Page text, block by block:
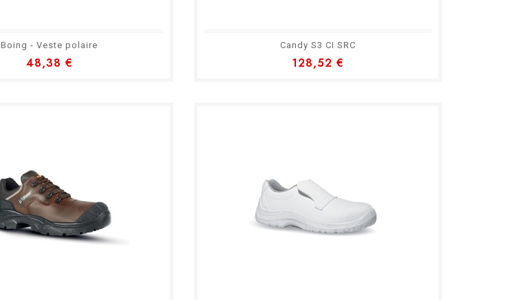
Boing - Veste polaire
48,38 €
Candy S3 CI SRC
128,52 €